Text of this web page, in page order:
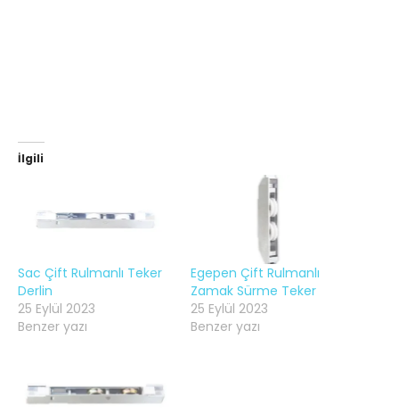
İlgili
Sac Çift Rulmanlı Teker
Derlin
25 Eylül 2023
Benzer yazı
Egepen Çift Rulmanlı
Zamak Sürme Teker
25 Eylül 2023
Benzer yazı